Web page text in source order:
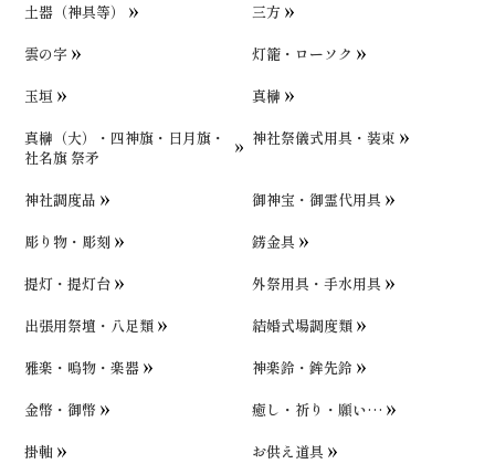
土器（神具等）
三方
雲の字
灯籠・ローソク
玉垣
真榊
真榊（大）・四神旗・日月旗・
社名旗 祭矛
神社祭儀式用具・装束
神社調度品
御神宝・御霊代用具
彫り物・彫刻
錺金具
提灯・提灯台
外祭用具・手水用具
出張用祭壇・八足類
結婚式場調度類
雅楽・鳴物・楽器
神楽鈴・鉾先鈴
金幣・御幣
癒し・祈り・願い…
掛軸
お供え道具